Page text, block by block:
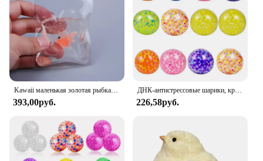
Kawaii маленькая золотая рыбка, новинка, прозрачная сумка с золотой рыбкой, игрушка-клоун-рыба для взрослых, снятие стресса для детей и взрослых, подарок
393,00руб.
ДНК-антистрессовые шарики, красочные водные шарики, рандомные облегчающие сенсорные игрушки, антистрессовые шарики для беспокойства, детей и взрослых
226,58руб.